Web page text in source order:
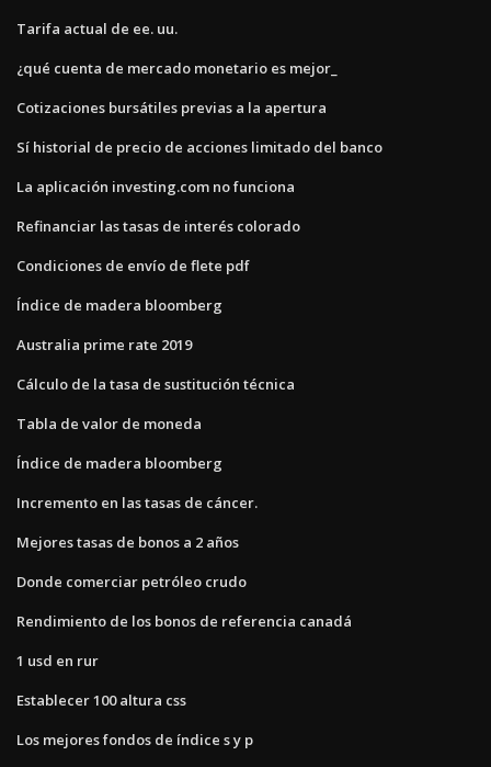
Tarifa actual de ee. uu.
¿qué cuenta de mercado monetario es mejor_
Cotizaciones bursátiles previas a la apertura
Sí historial de precio de acciones limitado del banco
La aplicación investing.com no funciona
Refinanciar las tasas de interés colorado
Condiciones de envío de flete pdf
Índice de madera bloomberg
Australia prime rate 2019
Cálculo de la tasa de sustitución técnica
Tabla de valor de moneda
Índice de madera bloomberg
Incremento en las tasas de cáncer.
Mejores tasas de bonos a 2 años
Donde comerciar petróleo crudo
Rendimiento de los bonos de referencia canadá
1 usd en rur
Establecer 100 altura css
Los mejores fondos de índice s y p